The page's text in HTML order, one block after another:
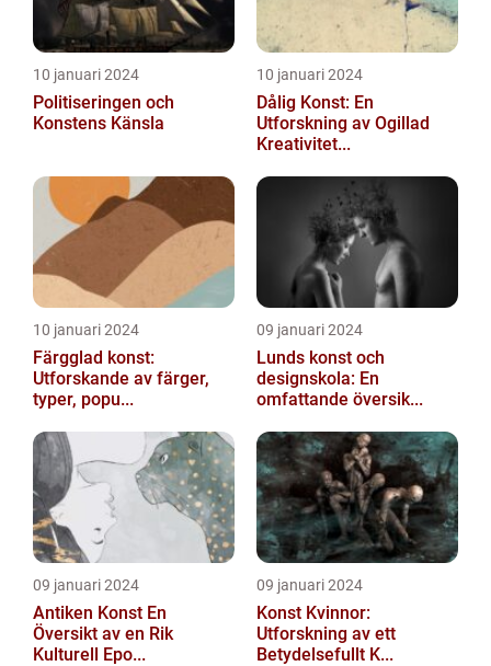
10 januari 2024
Politiseringen och
Konstens Känsla
10 januari 2024
Dålig Konst: En
Utforskning av Ogillad
Kreativitet...
10 januari 2024
Färgglad konst:
Utforskande av färger,
typer, popu...
09 januari 2024
Lunds konst och
designskola: En
omfattande översik...
09 januari 2024
Antiken Konst En
Översikt av en Rik
Kulturell Epo...
09 januari 2024
Konst Kvinnor:
Utforskning av ett
Betydelsefullt K...